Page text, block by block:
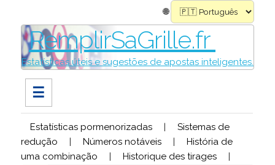
🌐
RemplirSaGrille.fr
Estatísticas úteis e sugestões de apostas inteligentes.
☰
Estatísticas pormenorizadas |
Sistemas de
redução
| Números notáveis |
História de
uma combinação
| Historique des tirages |